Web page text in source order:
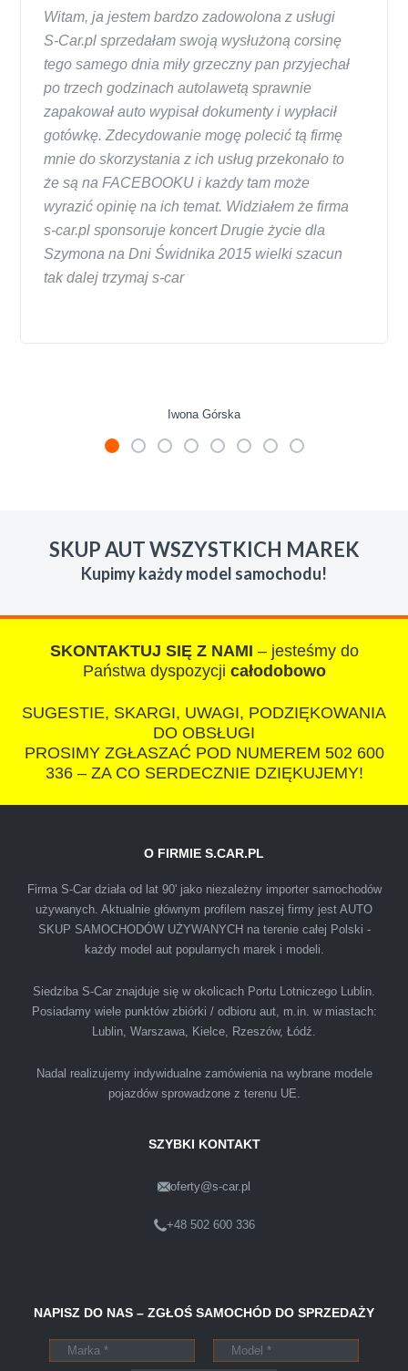
Witam, ja jestem bardzo zadowolona z usługi
S-Car.pl sprzedałam swoją wysłużoną corsinę
tego samego dnia miły grzeczny pan przyjechał
po trzech godzinach autolawetą sprawnie
zapakował auto wypisał dokumenty i wypłacił
gotówkę. Zdecydowanie mogę polecić tą firmę
mnie do skorzystania z ich usług przekonało to
że są na FACEBOOKU i każdy tam może
wyrazić opinię na ich temat. Widziałem że firma
s-car.pl sponsoruje koncert Drugie życie dla
Szymona na Dni Świdnika 2015 wielki szacun
tak dalej trzymaj s-car
Iwona Górska
roznym stanie i roznym wieku, za kazdym
razem z laweta ten sam przesympatyczny,
czlowiek. Doradzil telefonicznie, zaproponowal
rozsadna cene i od reki zalatwil sprawe. Jesli
nie chcecie natknac sie na spaslych
polecam s-car.pl
IZA
Polecam firmę s-car ze Świdnika. Dawno nie
podejściem. Szybko, sprawnie, w miłej
atmosferze. Nie wiedziałem, że sprzedaż
samochodu może być załatwiona tak
warunkach finansowych.
Lublin
Pewnego dnia Rozmawialem z kolega na
Powiedział że sprzedał ostatnio swojego
SKUP AUT WSZYSTKICH MAREK
Kupimy każdy model samochodu!
SKONTAKTUJ SIĘ Z NAMI – jesteśmy do
Państwa dyspozycji całodobowo
SUGESTIE, SKARGI, UWAGI, PODZIĘKOWANIA
DO OBSŁUGI
PROSIMY ZGŁASZAĆ POD NUMEREM 502 600
336 – ZA CO SERDECZNIE DZIĘKUJEMY!
O FIRMIE S.CAR.PL
Firma S-Car działa od lat 90' jako niezależny importer samochodów
używanych. Aktualnie głównym profilem naszej firmy jest AUTO
SKUP SAMOCHODÓW UŻYWANYCH na terenie całej Polski -
każdy model aut popularnych marek i modeli.
Siedziba S-Car znajduje się w okolicach Portu Lotniczego Lublin.
Posiadamy wiele punktów zbiórki / odbioru aut, m.in. w miastach:
Lublin, Warszawa, Kielce, Rzeszów, Łódź.
Nadal realizujemy indywidualne zamówienia na wybrane modele
pojazdów sprowadzone z terenu UE.
SZYBKI KONTAKT
oferty@s-car.pl
+48 502 600 336
NAPISZ DO NAS – ZGŁOŚ SAMOCHÓD DO SPRZEDAŻY